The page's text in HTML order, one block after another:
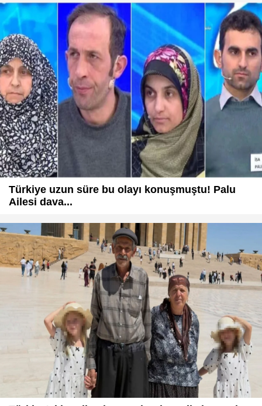
Türkiye uzun süre bu olayı konuşmuştu! Palu
Ailesi dava...